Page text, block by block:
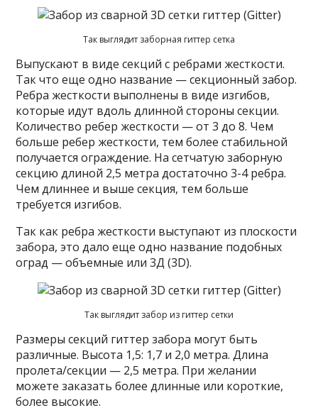
Так выглядит заборная гиттер сетка
Выпускают в виде секций с ребрами жесткости.
Так что еще одно название — секционный забор.
Ребра жесткости выполнены в виде изгибов,
которые идут вдоль длинной стороны секции.
Количество ребер жесткости — от 3 до 8. Чем
больше ребер жесткости, тем более стабильной
получается ограждение. На сетчатую заборную
секцию длиной 2,5 метра достаточно 3-4 ребра.
Чем длиннее и выше секция, тем больше
требуется изгибов.
Так как ребра жесткости выступают из плоскости
забора, это дало еще одно название подобных
оград — объемные или 3Д (3D).
Так выглядит забор из гиттер сетки
Размеры секций гиттер забора могут быть
различные. Высота 1,5: 1,7 и 2,0 метра. Длина
пролета/секции — 2,5 метра. При желании
можете заказать более длинные или короткие,
более высокие.